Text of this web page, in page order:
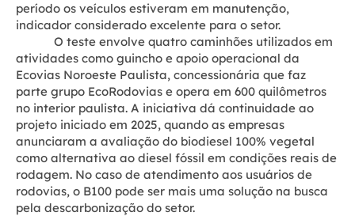
período os veículos estiveram em manutenção,
indicador considerado excelente para o setor.
O teste envolve quatro caminhões utilizados em
atividades como guincho e apoio operacional da
Ecovias Noroeste Paulista, concessionária que faz
parte grupo EcoRodovias e opera em 600 quilômetros
no interior paulista. A iniciativa dá continuidade ao
projeto iniciado em 2025, quando as empresas
anunciaram a avaliação do biodiesel 100% vegetal
como alternativa ao diesel fóssil em condições reais de
rodagem. No caso de atendimento aos usuários de
rodovias, o B100 pode ser mais uma solução na busca
pela descarbonização do setor.